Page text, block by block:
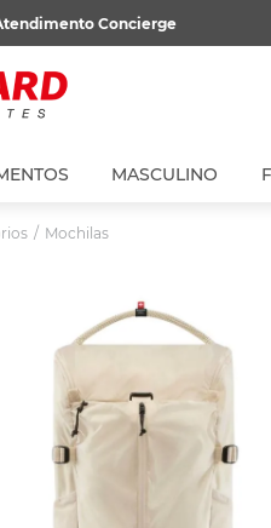
Concierge
MASCULINO
Mochilas